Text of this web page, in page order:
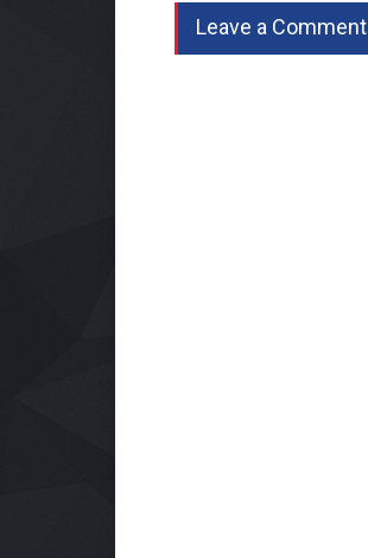
Leave a Comment